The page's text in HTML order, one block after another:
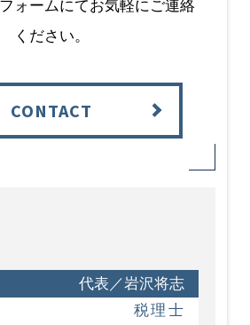
ください。
CONTACT
代表／岩沢将志
税理士